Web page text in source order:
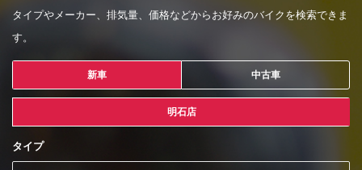
タイプやメーカー、排気量、価格などからお好みのバイクを検索できま
す。
新車 中古車
明石店
タイプ